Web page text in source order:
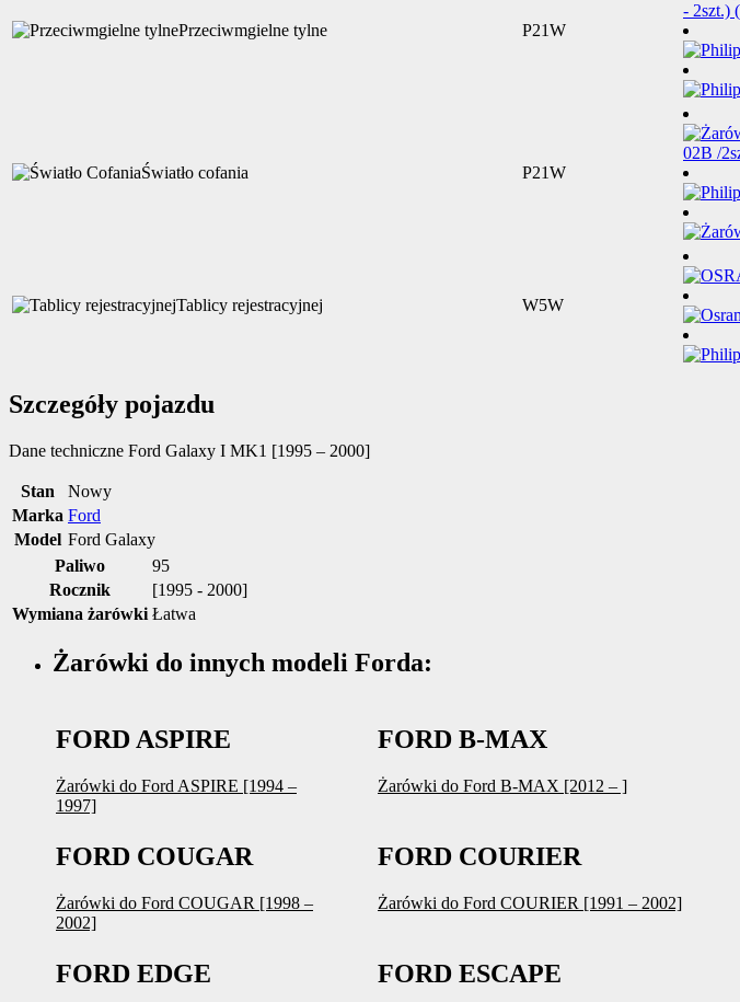
Przeciwmgielne tylne P21W
Światło cofania P21W
Tablicy rejestracyjnej W5W
Szczegóły pojazdu
Dane techniczne Ford Galaxy I MK1 [1995 – 2000]
Stan
Nowy
Marka Ford
Model Ford Galaxy
Paliwo
95
Rocznik
[1995 - 2000]
Wymiana żarówki Łatwa
Żarówki do innych modeli Forda:
FORD ASPIRE
Żarówki do Ford ASPIRE [1994 –
1997]
FORD B-MAX
Żarówki do Ford B-MAX [2012 – ]
FORD COUGAR
Żarówki do Ford COUGAR [1998 –
2002]
FORD COURIER
Żarówki do Ford COURIER [1991 – 2002]
FORD EDGE FORD ESCAPE